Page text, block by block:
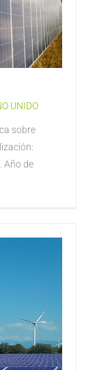
UNIDO
sobre
Año de